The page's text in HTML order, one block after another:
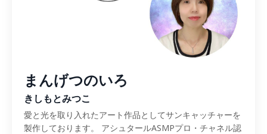
まんげつのいろ
きしもとみつこ
愛と光を取り入れたアート作品としてサンキャッチャーを
製作しております。 アシュタールASMPプロ・チャネル認